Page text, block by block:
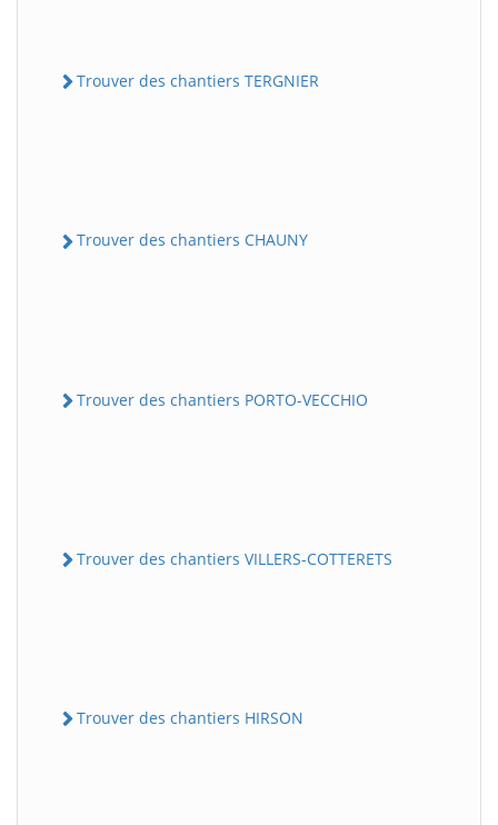
Trouver des chantiers TERGNIER
Trouver des chantiers CHAUNY
Trouver des chantiers PORTO-VECCHIO
Trouver des chantiers VILLERS-COTTERETS
Trouver des chantiers HIRSON